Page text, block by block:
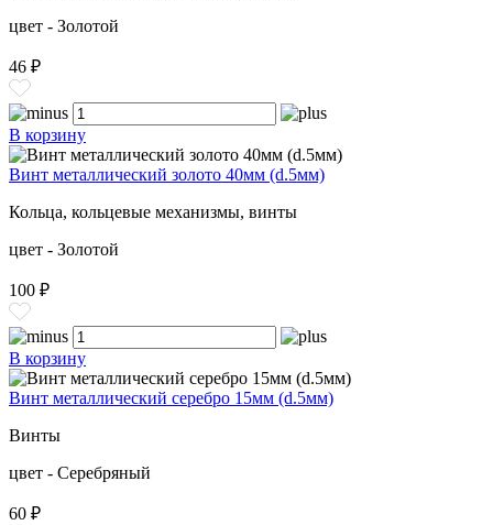
цвет - Золотой
46 ₽
В корзину
Винт металлический золото 40мм (d.5мм)
Кольца, кольцевые механизмы, винты
цвет - Золотой
100 ₽
В корзину
Винт металлический серебро 15мм (d.5мм)
Винты
цвет - Серебряный
60 ₽